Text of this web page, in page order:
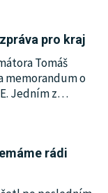
pro kraj
Tomáš
memorandum o
Jedním z…
rádi